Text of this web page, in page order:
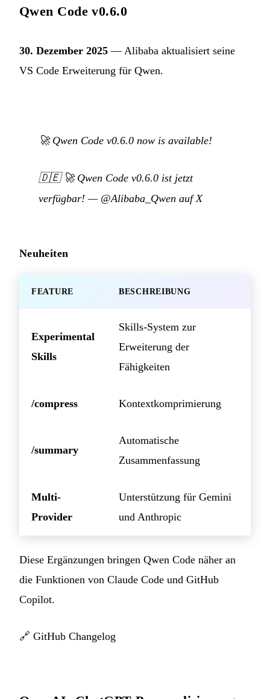
Qwen Code v0.6.0
30. Dezember 2025 — Alibaba aktualisiert seine
VS Code Erweiterung für Qwen.
🚀 Qwen Code v0.6.0 now is available!
🇩🇪 🚀 Qwen Code v0.6.0 ist jetzt
verfügbar! — @Alibaba_Qwen auf X
Neuheiten
FEATURE BESCHREIBUNG
Experimental
Skills
Skills-System zur
Erweiterung der
Fähigkeiten
/compress Kontextkomprimierung
/summary
Automatische
Zusammenfassung
Multi-
Provider
Unterstützung für Gemini
und Anthropic
Diese Ergänzungen bringen Qwen Code näher an
die Funktionen von Claude Code und GitHub
Copilot.
🔗 GitHub Changelog